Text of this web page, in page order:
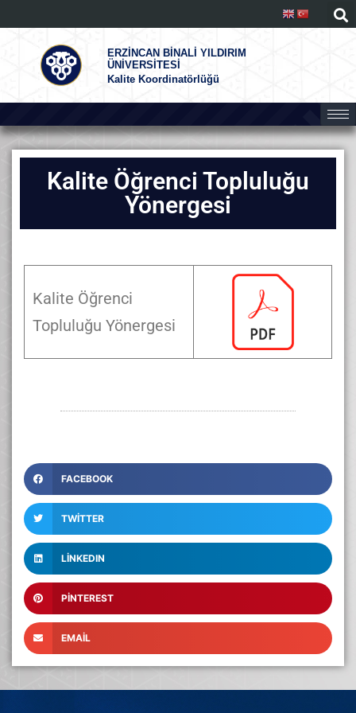
ERZİNCAN BİNALİ YILDIRIM
ÜNİVERSİTESİ
Kalite Koordinatörlüğü
Kalite Öğrenci Topluluğu
Yönergesi
Kalite Öğrenci
Topluluğu Yönergesi
FACEBOOK
TWITTER
LINKEDIN
PINTEREST
EMAIL